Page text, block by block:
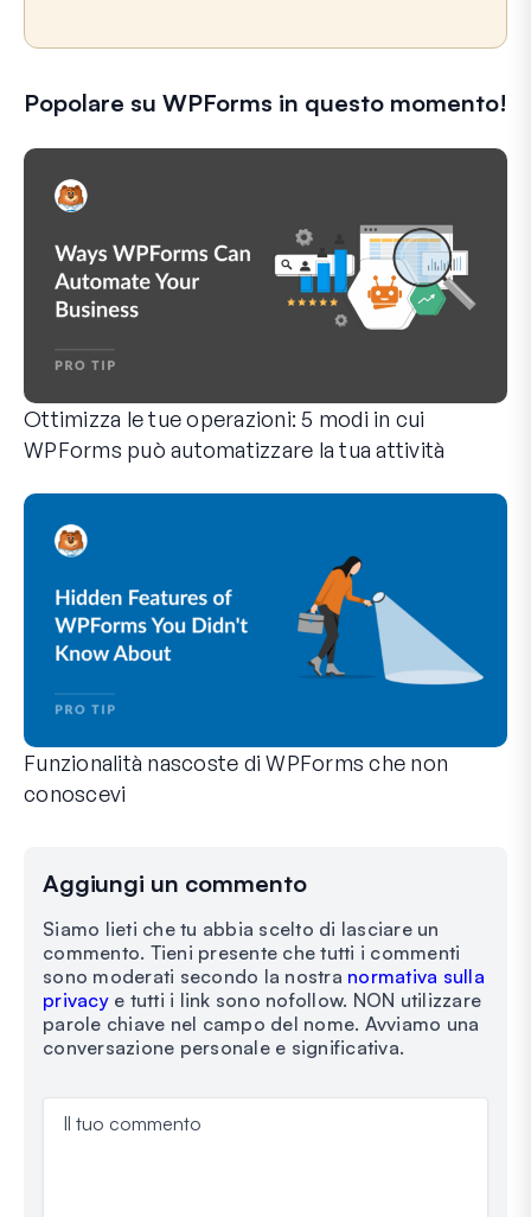
Popolare su WPForms in questo momento!
Ottimizza le tue operazioni: 5 modi in cui
WPForms può automatizzare la tua attività
Funzionalità nascoste di WPForms che non
conoscevi
Aggiungi un commento
Siamo lieti che tu abbia scelto di lasciare un
commento. Tieni presente che tutti i commenti
sono moderati secondo la nostra normativa sulla
privacye tutti i link sono nofollow. NON utilizzare
parole chiave nel campo del nome. Avviamo una
conversazione personale e significativa.
Il tuo commento